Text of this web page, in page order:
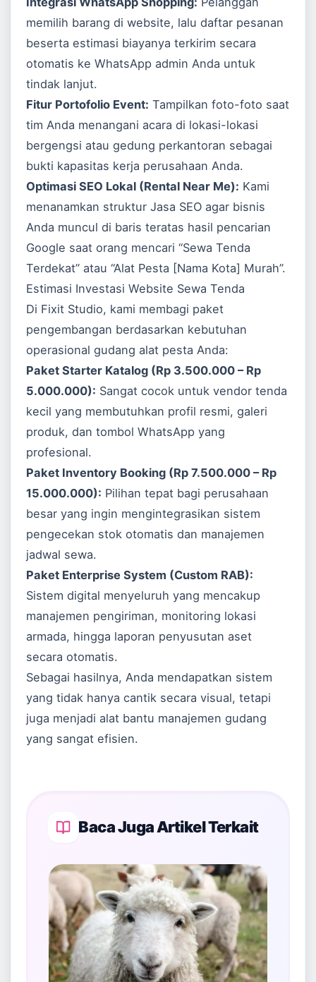
memilih barang di website, lalu daftar pesanan
beserta estimasi biayanya terkirim secara
otomatis ke WhatsApp admin Anda untuk
tindak lanjut.
Fitur Portofolio Event: Tampilkan foto-foto saat
tim Anda menangani acara di lokasi-lokasi
bergengsi atau gedung perkantoran sebagai
bukti kapasitas kerja perusahaan Anda.
Optimasi SEO Lokal (Rental Near Me): Kami
menanamkan strukturJasa SEO agar bisnis
Anda muncul di baris teratas hasil pencarian
Google saat orang mencari “Sewa Tenda
Terdekat” atau “Alat Pesta [Nama Kota] Murah”.
Estimasi Investasi Website Sewa Tenda
Di Fixit Studio, kami membagi paket
pengembangan berdasarkan kebutuhan
operasional gudang alat pesta Anda:
Paket Starter Katalog (Rp 3.500.000 – Rp
5.000.000): Sangat cocok untuk vendor tenda
kecil yang membutuhkan profil resmi, galeri
produk, dan tombol WhatsApp yang
profesional.
Paket Inventory Booking (Rp 7.500.000 – Rp
15.000.000): Pilihan tepat bagi perusahaan
besar yang ingin mengintegrasikan sistem
pengecekan stok otomatis dan manajemen
jadwal sewa.
Paket Enterprise System (Custom RAB):
Sistem digital menyeluruh yang mencakup
manajemen pengiriman, monitoring lokasi
armada, hingga laporan penyusutan aset
secara otomatis.
Sebagai hasilnya, Anda mendapatkan sistem
yang tidak hanya cantik secara visual, tetapi
juga menjadi alat bantu manajemen gudang
yang sangat efisien.
Baca Juga Artikel Terkait